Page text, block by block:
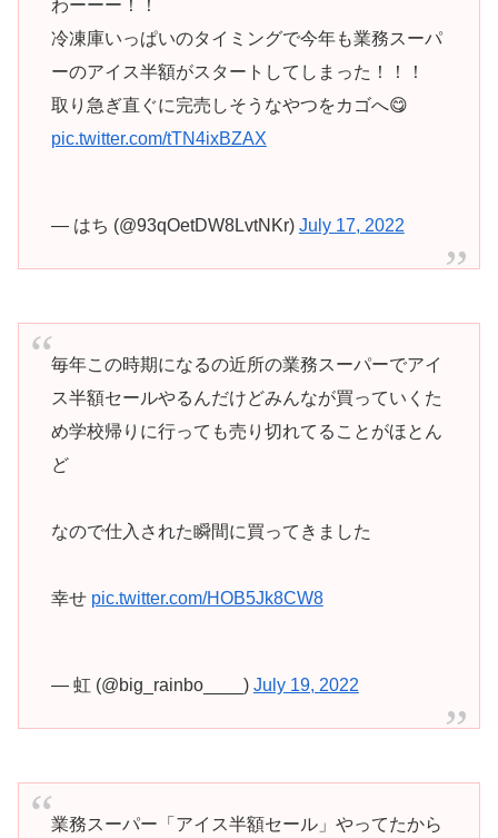
わーーー！！
冷凍庫いっぱいのタイミングで今年も業務スーパ
ーのアイス半額がスタートしてしまった！！！
取り急ぎ直ぐに完売しそうなやつをカゴへ😋
pic.twitter.com/tTN4ixBZAX
— はち (@93qOetDW8LvtNKr) July 17, 2022
毎年この時期になるの近所の業務スーパーでアイ
ス半額セールやるんだけどみんなが買っていくた
め学校帰りに行っても売り切れてることがほとん
ど
なので仕入された瞬間に買ってきました
幸せ pic.twitter.com/HOB5Jk8CW8
— 虹 (@big_rainbo____) July 19, 2022
業務スーパー「アイス半額セール」やってたから